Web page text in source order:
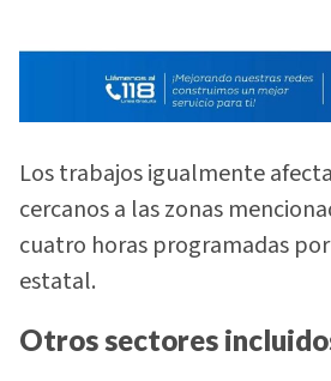
Los trabajos igualmente
cercanos a las zonas
cuatro horas programadas
estatal.
Otros sectores